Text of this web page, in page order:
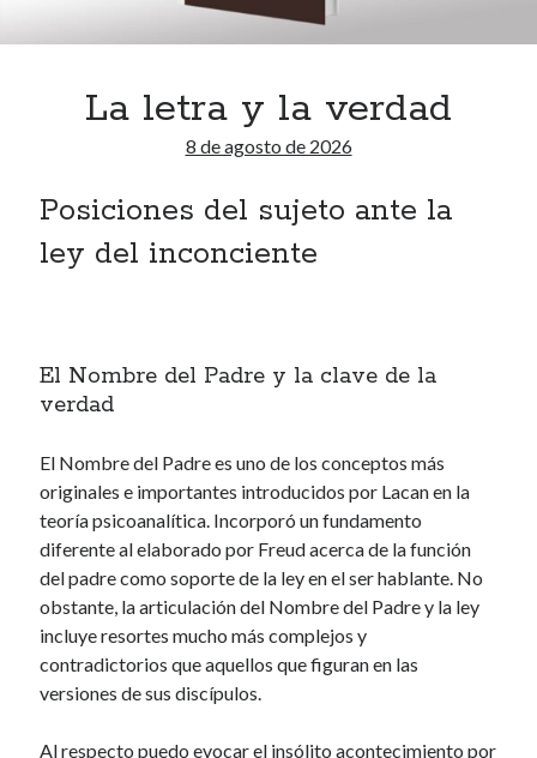
Comentarios recientes
Comentarios
marinamendezzebeen Comentarios
Miguel Rincon RuizenComentarios
La letra y la verdad
8 de agosto de 2026
Posiciones del sujeto ante la
ley del inconciente
El Nombre del Padre y la clave de la
verdad
El Nombre del Padre es uno de los conceptos más
originales e importantes introducidos por Lacan en la
teoría psicoanalítica. Incorporó un fundamento
diferente al elaborado por Freud acerca de la función
del padre como soporte de la ley en el ser hablante. No
obstante, la articulación del Nombre del Padre y la ley
incluye resortes mucho más complejos y
contradictorios que aquellos que figuran en las
versiones de sus discípulos.
Al respecto puedo evocar el insólito acontecimiento por